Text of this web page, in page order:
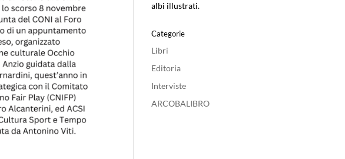
albi illustrati.
Categorie
Libri
Editoria
Interviste
ARCOBALIBRO